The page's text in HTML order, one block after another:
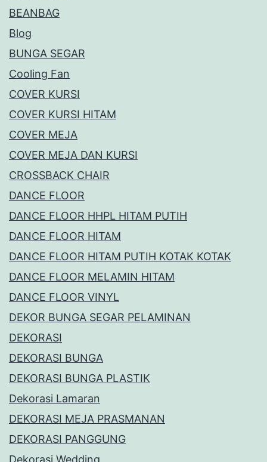
BEANBAG
Blog
BUNGA SEGAR
Cooling Fan
COVER KURSI
COVER KURSI HITAM
COVER MEJA
COVER MEJA DAN KURSI
CROSSBACK CHAIR
DANCE FLOOR
DANCE FLOOR HHPL HITAM PUTIH
DANCE FLOOR HITAM
DANCE FLOOR HITAM PUTIH KOTAK KOTAK
DANCE FLOOR MELAMIN HITAM
DANCE FLOOR VINYL
DEKOR BUNGA SEGAR PELAMINAN
DEKORASI
DEKORASI BUNGA
DEKORASI BUNGA PLASTIK
Dekorasi Lamaran
DEKORASI MEJA PRASMANAN
DEKORASI PANGGUNG
Dekorasi Wedding